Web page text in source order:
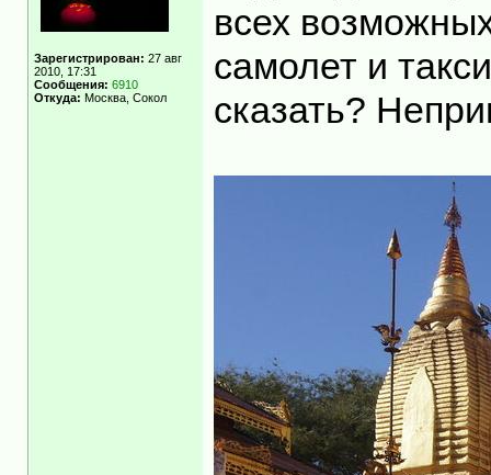
Зарегистрирован: 27 авг
2010, 17:31
Сообщения: 6910
Откуда: Москва, Сокол
всех
самолет и
сказать?